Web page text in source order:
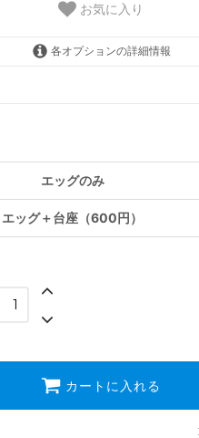
お気に入り
各オプションの詳細情報
エッグのみ
エッグ＋台座（600円）
カートに入れる